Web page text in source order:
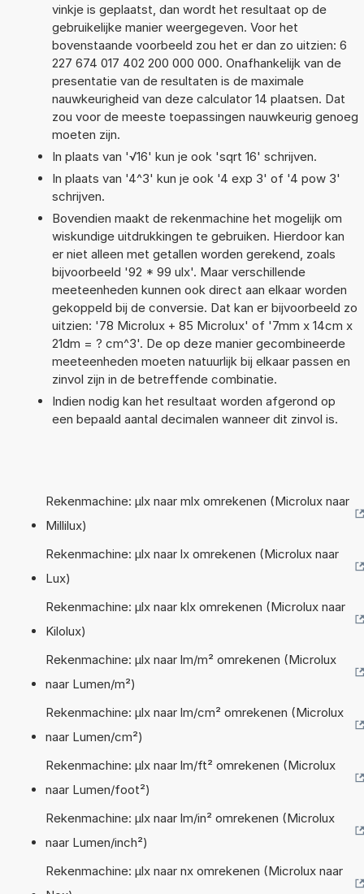
vinkje is geplaatst, dan wordt het resultaat op de
gebruikelijke manier weergegeven. Voor het
bovenstaande voorbeeld zou het er dan zo uitzien: 6
227 674 017 402 200 000 000. Onafhankelijk van de
presentatie van de resultaten is de maximale
nauwkeurigheid van deze calculator 14 plaatsen. Dat
zou voor de meeste toepassingen nauwkeurig genoeg
moeten zijn.
In plaats van '√16' kun je ook 'sqrt 16' schrijven.
In plaats van '4^3' kun je ook '4 exp 3' of '4 pow 3'
schrijven.
Bovendien maakt de rekenmachine het mogelijk om
wiskundige uitdrukkingen te gebruiken. Hierdoor kan
er niet alleen met getallen worden gerekend, zoals
bijvoorbeeld '92 * 99 ulx'. Maar verschillende
meeteenheden kunnen ook direct aan elkaar worden
gekoppeld bij de conversie. Dat kan er bijvoorbeeld zo
uitzien: '78 Microlux + 85 Microlux' of '7mm x 14cm x
21dm = ? cm^3'. De op deze manier gecombineerde
meeteenheden moeten natuurlijk bij elkaar passen en
zinvol zijn in de betreffende combinatie.
Indien nodig kan het resultaat worden afgerond op
een bepaald aantal decimalen wanneer dit zinvol is.
Rekenmachine: µlx naar mlx omrekenen (Microlux naar
Millilux)
Rekenmachine: µlx naar lx omrekenen (Microlux naar
Lux)
Rekenmachine: µlx naar klx omrekenen (Microlux naar
Kilolux)
Rekenmachine: µlx naar lm/m² omrekenen (Microlux
naar Lumen/m²)
Rekenmachine: µlx naar lm/cm² omrekenen (Microlux
naar Lumen/cm²)
Rekenmachine: µlx naar lm/ft² omrekenen (Microlux
naar Lumen/foot²)
Rekenmachine: µlx naar lm/in² omrekenen (Microlux
naar Lumen/inch²)
Rekenmachine: µlx naar nx omrekenen (Microlux naar